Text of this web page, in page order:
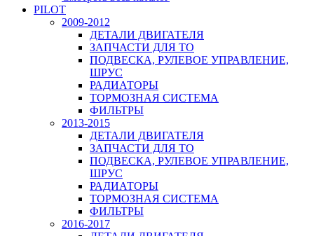
PILOT
2009-2012
ДЕТАЛИ ДВИГАТЕЛЯ
ЗАПЧАСТИ ДЛЯ ТО
ПОДВЕСКА, РУЛЕВОЕ УПРАВЛЕНИЕ,
ШРУС
РАДИАТОРЫ
ТОРМОЗНАЯ СИСТЕМА
ФИЛЬТРЫ
2013-2015
ДЕТАЛИ ДВИГАТЕЛЯ
ЗАПЧАСТИ ДЛЯ ТО
ПОДВЕСКА, РУЛЕВОЕ УПРАВЛЕНИЕ,
ШРУС
РАДИАТОРЫ
ТОРМОЗНАЯ СИСТЕМА
ФИЛЬТРЫ
2016-2017